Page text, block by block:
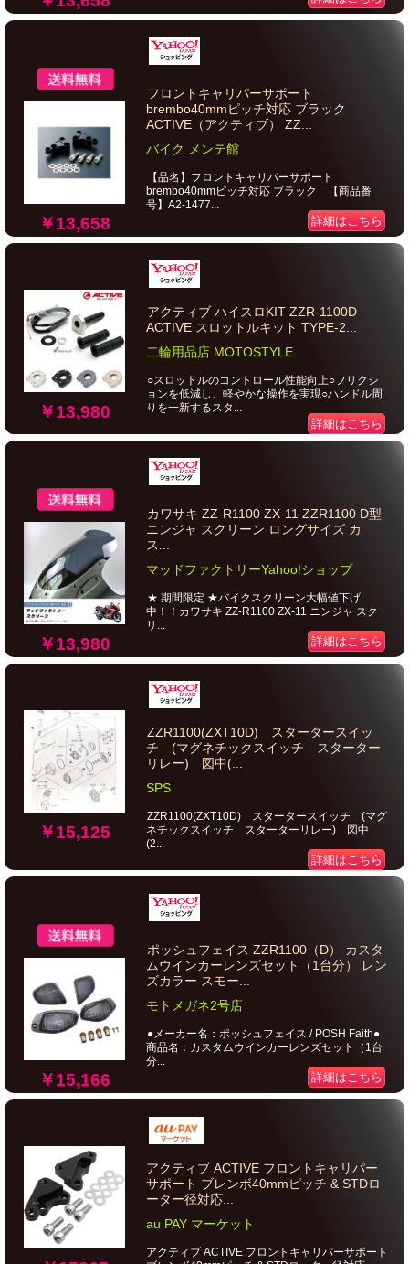
￥13,658
フロントキャリパーサポート
brembo40mmピッチ対応 ブラック
ACTIVE（アクティブ） ZZ...
バイク メンテ館
【品名】フロントキャリパーサポート
brembo40mmピッチ対応 ブラック 【商品番
号】A2-1477...
詳細はこちら
￥13,980
アクティブ ハイスロKIT ZZR-1100D
ACTIVE スロットルキット TYPE-2...
二輪用品店 MOTOSTYLE
○スロットルのコントロール性能向上○フリクシ
ョンを低減し、軽やかな操作を実現○ハンドル周
りを一新するスタ...
詳細はこちら
￥13,980
カワサキ ZZ-R1100 ZX-11 ZZR1100 D型
ニンジャ スクリーン ロングサイズ カ
ス...
マッドファクトリーYahoo!ショップ
★ 期間限定 ★バイクスクリーン大幅値下げ
中！！カワサキ ZZ-R1100 ZX-11 ニンジャ スク
リ...
詳細はこちら
￥15,125
ZZR1100(ZXT10D) スタータースイッ
チ (マグネチックスイッチ スターター
リレー) 図中(...
SPS
ZZR1100(ZXT10D) スタータースイッチ (マグ
ネチックスイッチ スターターリレー) 図中
(2...
詳細はこちら
￥15,166
ポッシュフェイス ZZR1100（D） カスタ
ムウインカーレンズセット（1台分） レン
ズカラー スモー...
モトメガネ2号店
●メーカー名：ポッシュフェイス / POSH Faith●
商品名：カスタムウインカーレンズセット（1台
分...
詳細はこちら
アクティブ ACTIVE フロントキャリパー
サポート ブレンボ40mmピッチ & STDロ
ーター径対応...
au PAY マーケット
アクティブ ACTIVE フロントキャリパーサポート